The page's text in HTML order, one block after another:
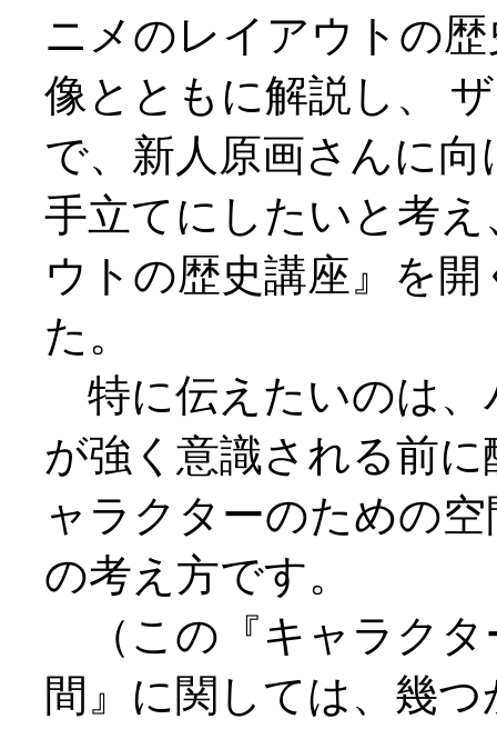
ニメのレイアウトの
像とともに解説し、
で、新人原画さんに
手立てにしたいと考
ウトの歴史講座』を
た。
特に伝えたいのは、
が強く意識される前
ャラクターのための
の考え方です。
（この『キャラクタ
間』に関しては、幾